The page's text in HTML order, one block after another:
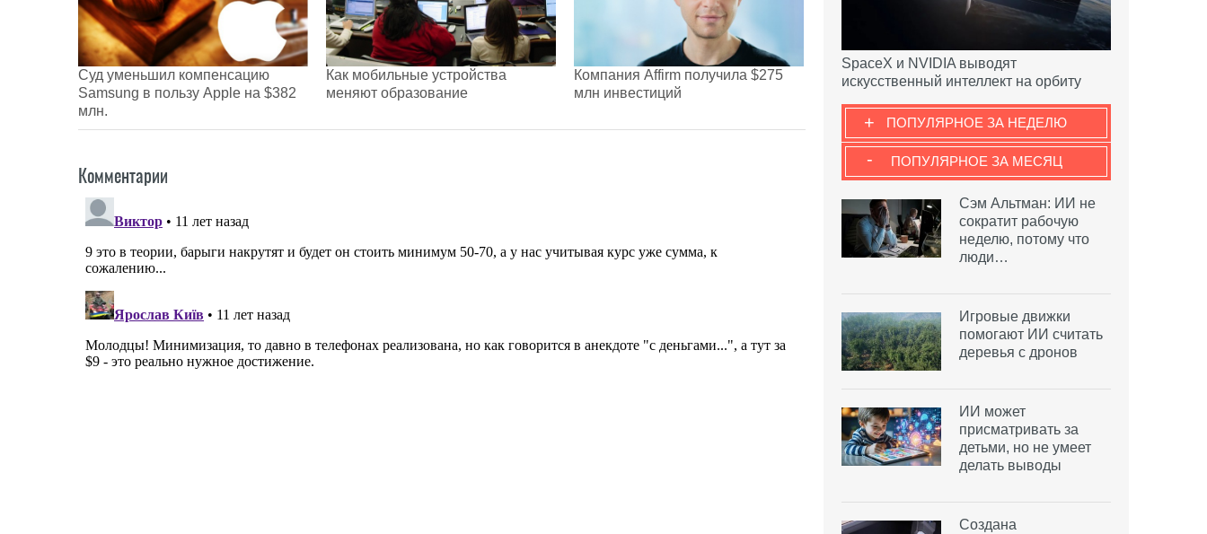
Суд уменьшил компенсацию
Samsung в пользу Apple на $382
млн.
Как мобильные устройства
меняют образование
Компания Affirm получила $275
млн инвестиций
Комментарии
SpaceX и NVIDIA выводят
искусственный интеллект на орбиту
ПОПУЛЯРНОЕ ЗА НЕДЕЛЮ
+
ПОПУЛЯРНОЕ ЗА МЕСЯЦ
-
Сэм Альтман: ИИ не
сократит рабочую
неделю, потому что
люди…
Игровые движки
помогают ИИ считать
деревья с дронов
ИИ может
присматривать за
детьми, но не умеет
делать выводы
Создана